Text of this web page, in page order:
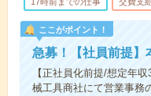
ここがポイント！
急募！【社員前提】
【正社員化前提/想定年
械工具商社にて営業事